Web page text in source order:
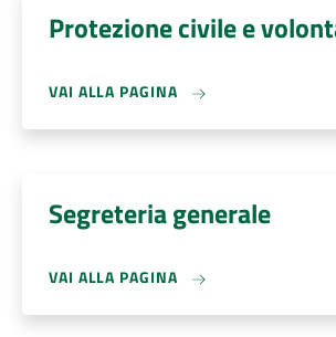
Protezione civile e
VAI ALLA PAGINA
Segreteria generale
VAI ALLA PAGINA